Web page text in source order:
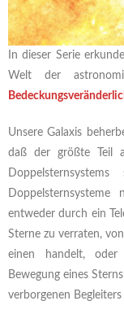
In dieser Serie
Welt der
Unsere Galaxis
daß der größte Teil
entweder durch ein
Sterne zu verraten,
einen handelt,
Bewegung eines
verborgenen